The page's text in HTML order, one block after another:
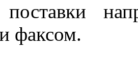
факсом.